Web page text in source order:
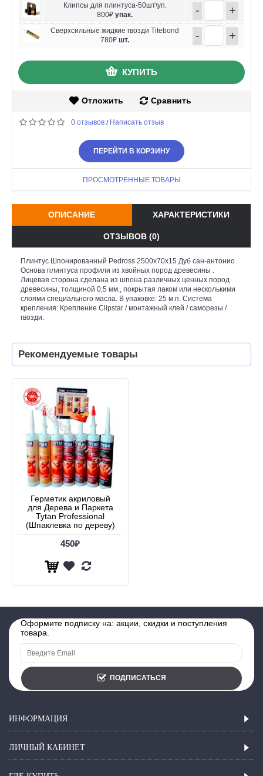
Клипсы для плинтуса-50шт\уп.
800₽ упак. - +
Сверхсильные жидкие гвозди Titebond
780₽ шт. - +
КУПИТЬ
Отложить Сравнить
0 отзывов / Написать отзыв
ПЕРЕЙТИ В КОРЗИНУ
ПРОСМОТРЕННЫЕ ТОВАРЫ
ОПИСАНИЕ ХАРАКТЕРИСТИКИ
ОТЗЫВОВ (0)
Плинтус Шпонированный Pedross 2500х70х15 Дуб сан-антонио
Основа плинтуса профили из хвойных пород древесины .
Лицевая сторона сделана из шпона различных ценных пород
древесины, толщиной 0,5 мм., покрытая лаком или несколькими
слоями специального масла. В упаковке: 25 м.п. Система
крепления: Крепление Clipstar / монтажный клей / саморезы /
гвозди.
Рекомендуемые товары
Герметик акриловый
для Дерева и Паркета
Tytan Professional
(Шпаклевка по дереву)
450₽
Оформите подписку на: акции, скидки и поступления
товара.
ПОДПИСАТЬСЯ
ИНФОРМАЦИЯ
ЛИЧНЫЙ КАБИНЕТ